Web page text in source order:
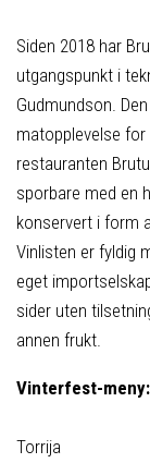
Siden 2018 har
utgangspunkt i
Gudmundson.
matopplevelse
restauranten
sporbare med en
konservert i form
Vinlisten er fyldig
eget
sider uten
annen frukt.
Vinterfest-meny:
Torrija